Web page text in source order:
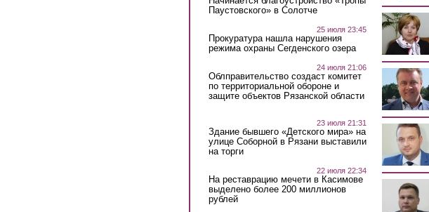
Паустовского» в Солотче
25 июля 23:45
Прокуратура нашла нарушения
режима охраны Сегденского озера
24 июля 21:06
Облправительство создаст комитет
по территориальной обороне и
защите объектов Рязанской области
23 июля 21:31
Здание бывшего «Детского мира» на
улице Соборной в Рязани выставили
на торги
22 июля 22:34
На реставрацию мечети в Касимове
выделено более 200 миллионов
рублей